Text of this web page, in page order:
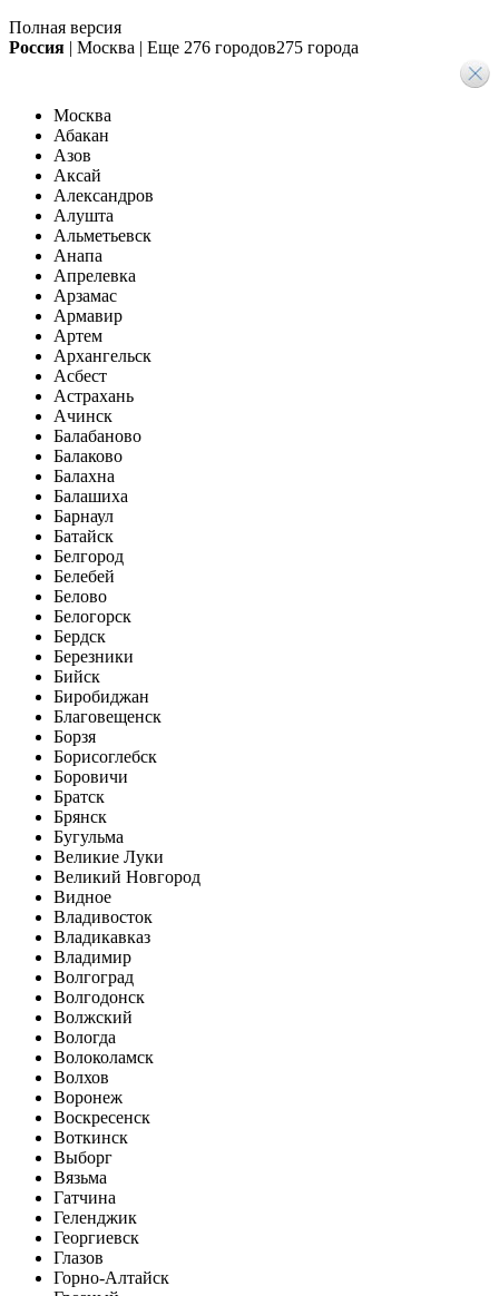
Полная версия
Россия | Москва | Еще 276 городов275 города
Москва
Абакан
Азов
Аксай
Александров
Алушта
Альметьевск
Анапа
Апрелевка
Арзамас
Армавир
Артем
Архангельск
Асбест
Астрахань
Ачинск
Балабаново
Балаково
Балахна
Балашиха
Барнаул
Батайск
Белгород
Белебей
Белово
Белогорск
Бердск
Березники
Бийск
Биробиджан
Благовещенск
Борзя
Борисоглебск
Боровичи
Братск
Брянск
Бугульма
Великие Луки
Великий Новгород
Видное
Владивосток
Владикавказ
Владимир
Волгоград
Волгодонск
Волжский
Вологда
Волоколамск
Волхов
Воронеж
Воскресенск
Воткинск
Выборг
Вязьма
Гатчина
Геленджик
Георгиевск
Глазов
Горно-Алтайск